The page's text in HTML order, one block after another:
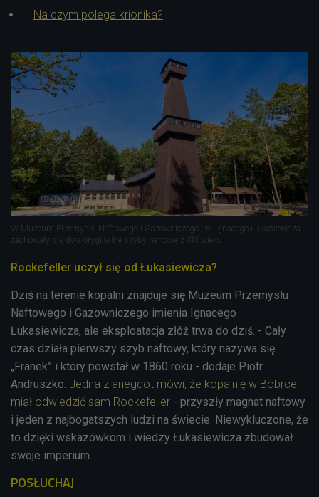
Na czym polega krionika?
W Muzeum Przemysłu Naftowego i Gazowniczego im. Ignacego Łukasiewicza
zachowały się dwa oryginalne szyby naftowe z XIX wieku
Rockefeller uczył się od Łukasiewicza?
Dziś na terenie kopalni znajduje się Muzeum Przemysłu
Naftowego i Gazowniczego imienia Ignacego
Łukasiewicza, ale eksploatacja złóż trwa do dziś. - Cały
czas działa pierwszy szyb naftowy, który nazywa się
„Franek” i który powstał w 1860 roku - dodaje Piotr
Andruszko. Jedna z anegdot mówi, że kopalnię w Bóbrce
miał odwiedzić sam Rockefeller - przyszły magnat naftowy
i jeden z najbogatszych ludzi na świecie. Niewykluczone, że
to dzięki wskazówkom i wiedzy Łukasiewicza zbudował
swoje imperium.
POSŁUCHAJ